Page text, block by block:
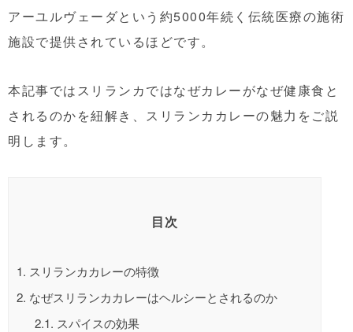
アーユルヴェーダという約5000年続く伝統医療の施術
施設で提供されているほどです。
本記事ではスリランカではなぜカレーがなぜ健康食と
されるのかを紐解き、スリランカカレーの魅力をご説
明します。
目次
1. スリランカカレーの特徴
2. なぜスリランカカレーはヘルシーとされるのか
2.1. スパイスの効果